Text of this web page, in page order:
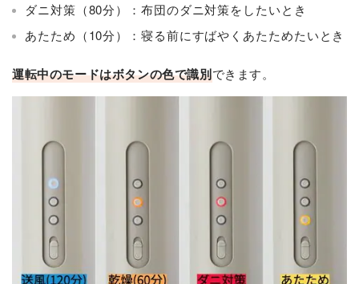
ダニ対策（80分）：布団のダニ対策をしたいとき
あたため（10分）：寝る前にすばやくあたためたいとき
運転中のモードはボタンの色で識別できます。